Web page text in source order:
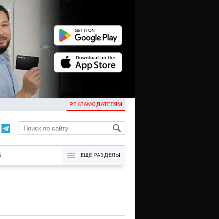
РЕКЛАМОДАТЕЛЯМ
KG
ЕЩЁ РАЗДЕЛЫ